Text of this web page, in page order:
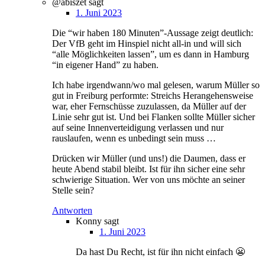
@abiszet sagt
1. Juni 2023
Die “wir haben 180 Minuten”-Aussage zeigt deutlich:
Der VfB geht im Hinspiel nicht all-in und will sich
“alle Möglichkeiten lassen”, um es dann in Hamburg
“in eigener Hand” zu haben.
Ich habe irgendwann/wo mal gelesen, warum Müller so
gut in Freiburg performte: Streichs Herangehensweise
war, eher Fernschüsse zuzulassen, da Müller auf der
Linie sehr gut ist. Und bei Flanken sollte Müller sicher
auf seine Innenverteidigung verlassen und nur
rauslaufen, wenn es unbedingt sein muss …
Drücken wir Müller (und uns!) die Daumen, dass er
heute Abend stabil bleibt. Ist für ihn sicher eine sehr
schwierige Situation. Wer von uns möchte an seiner
Stelle sein?
Antworten
Konny sagt
1. Juni 2023
Da hast Du Recht, ist für ihn nicht einfach 😬